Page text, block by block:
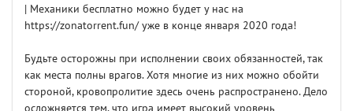
| Механики бесплатно можно будет у нас на
https://zonatorrent.fun/ уже в конце января 2020 года!
Будьте осторожны при исполнении своих обязанностей, так
как места полны врагов. Хотя многие из них можно обойти
стороной, кровопролитие здесь очень распространено. Дело
осложняется тем, что игра имеет высокий уровень